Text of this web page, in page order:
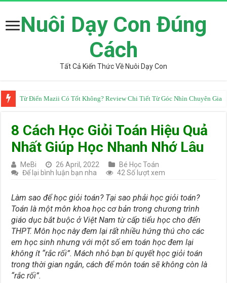
Nuôi Dạy Con Đúng
Cách
Tất Cả Kiến Thức Về Nuôi Dạy Con
Từ Điển Mazii Có Tốt Không? Review Chi Tiết Từ Góc Nhìn Chuyên Gia
8 Cách Học Giỏi Toán Hiệu Quả
Nhất Giúp Học Nhanh Nhớ Lâu
MeBi 26 April, 2022
Bé Học Toán
Để lại bình luận bạn nha
42 Số lượt xem
Làm sao để học giỏi toán? Tại sao phải học giỏi toán?
Toán là một môn khoa học cơ bản trong chương trình
giáo dục bắt buộc ở Việt Nam từ cấp tiểu học cho đến
THPT. Môn học này đem lại rất nhiều hứng thú cho các
em học sinh nhưng với một số em toán học đem lại
không ít “rắc rối”. Mách nhỏ bạn bí quyết học giỏi toán
trong thời gian ngắn, cách để môn toán sẽ không còn là
“rắc rối”.